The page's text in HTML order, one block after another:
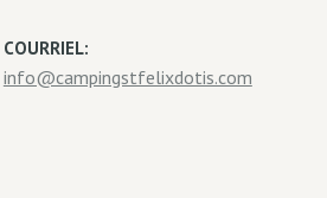
COURRIEL:
info@campingstfelixdotis.com